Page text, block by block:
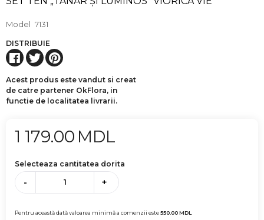
Model 7131
DISTRIBUIE
Acest produs este vandut si creat
de catre partener OkFlora, in
functie de localitatea livrarii.
1 179.00 MDL
Selecteaza cantitatea dorita
- +
Pentru această dată valoarea minimă a comenzii este550.00MDL